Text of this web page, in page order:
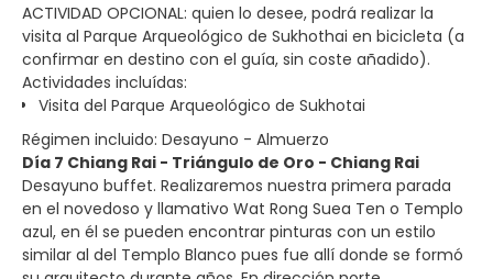
ACTIVIDAD OPCIONAL: quien lo desee, podrá realizar la
visita al Parque Arqueológico de Sukhothai en bicicleta (a
confirmar en destino con el guía, sin coste añadido).
Actividades incluídas:
Visita del Parque Arqueológico de Sukhotai
Régimen incluido: Desayuno - Almuerzo
Día 7 Chiang Rai - Triángulo de Oro - Chiang Rai
Desayuno buffet. Realizaremos nuestra primera parada
en el novedoso y llamativo Wat Rong Suea Ten o Templo
azul, en él se pueden encontrar pinturas con un estilo
similar al del Templo Blanco pues fue allí donde se formó